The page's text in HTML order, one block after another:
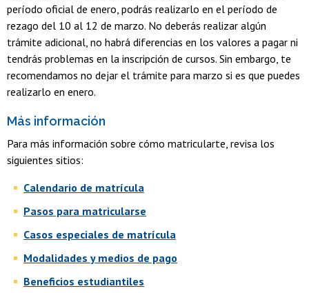
período oficial de enero, podrás realizarlo en el período de
rezago del 10 al 12 de marzo. No deberás realizar algún
trámite adicional, no habrá diferencias en los valores a pagar ni
tendrás problemas en la inscripción de cursos. Sin embargo, te
recomendamos no dejar el trámite para marzo si es que puedes
realizarlo en enero.
Más información
Para más información sobre cómo matricularte, revisa los
siguientes sitios:
Calendario de matrícula
Pasos para matricularse
Casos especiales de matrícula
Modalidades y medios de pago
Beneficios estudiantiles